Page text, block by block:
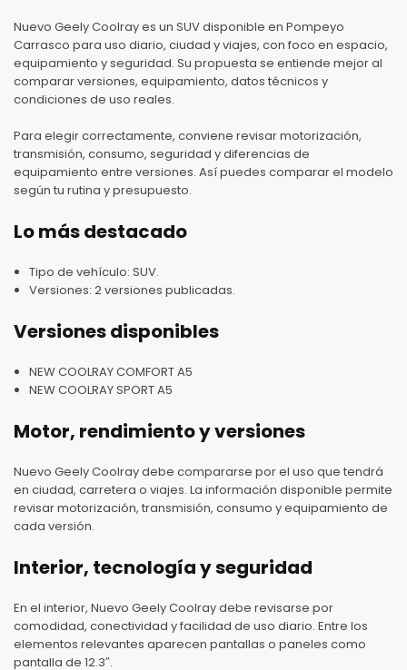
Nuevo Geely Coolray es un SUV disponible en Pompeyo
Carrasco para uso diario, ciudad y viajes, con foco en espacio,
equipamiento y seguridad. Su propuesta se entiende mejor al
comparar versiones, equipamiento, datos técnicos y
condiciones de uso reales.
Para elegir correctamente, conviene revisar motorización,
transmisión, consumo, seguridad y diferencias de
equipamiento entre versiones. Así puedes comparar el modelo
según tu rutina y presupuesto.
Lo más destacado
Tipo de vehículo: SUV.
Versiones: 2 versiones publicadas.
Versiones disponibles
NEW COOLRAY COMFORT A5
NEW COOLRAY SPORT A5
Motor, rendimiento y versiones
Nuevo Geely Coolray debe compararse por el uso que tendrá
en ciudad, carretera o viajes. La información disponible permite
revisar motorización, transmisión, consumo y equipamiento de
cada versión.
Interior, tecnología y seguridad
En el interior, Nuevo Geely Coolray debe revisarse por
comodidad, conectividad y facilidad de uso diario. Entre los
elementos relevantes aparecen pantallas o paneles como
pantalla de 12.3″.